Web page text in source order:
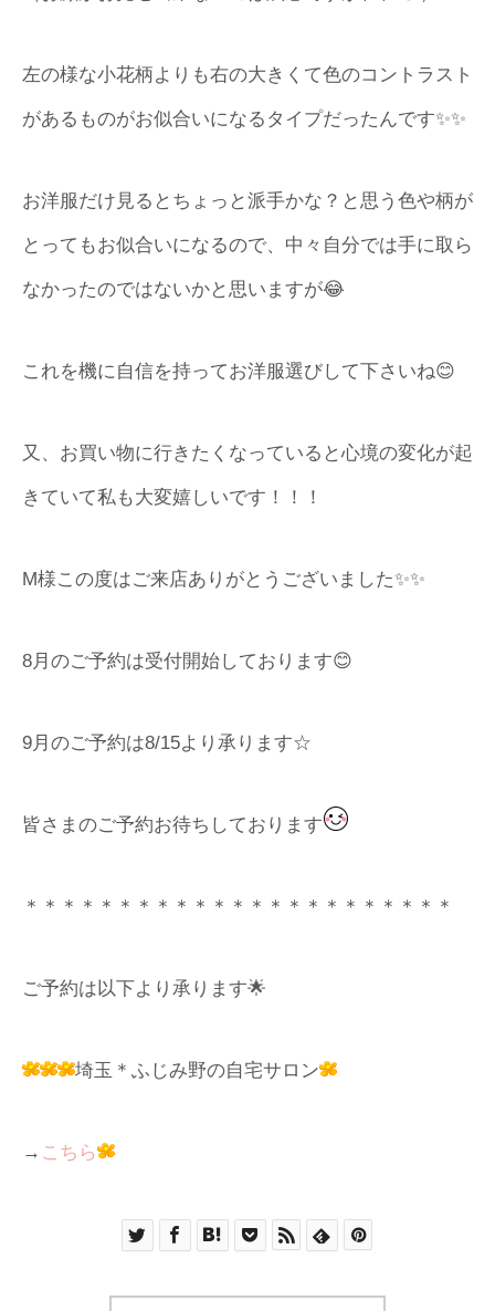
左の様な小花柄よりも右の大きくて色のコントラスト
があるものがお似合いになるタイプだったんです✨✨
お洋服だけ見るとちょっと派手かな？と思う色や柄が
とってもお似合いになるので、中々自分では手に取ら
なかったのではないかと思いますが😂
これを機に自信を持ってお洋服選びして下さいね😊
又、お買い物に行きたくなっていると心境の変化が起
きていて私も大変嬉しいです！！！
M様この度はご来店ありがとうございました✨✨
8月のご予約は受付開始しております😊
9月のご予約は8/15より承ります☆
皆さまのご予約お待ちしております
＊＊＊＊＊＊＊＊＊＊＊＊＊＊＊＊＊＊＊＊＊＊＊
ご予約は以下より承ります🌟
埼玉＊ふじみ野の自宅サロン
→ こちら